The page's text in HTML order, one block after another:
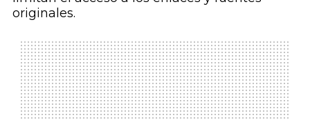
originales.